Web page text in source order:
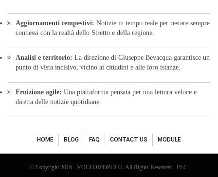
Aggiornamenti tempestivi: Notizie in tempo reale per restare sempre
connessi con la realtà dello Stretto e della regione.
Analisi e territorio: La direzione di Giuseppe Bevacqua garantisce un
punto di vista incisivo, vicino ai cittadini e alle loro istanze.
Fruizione agile: Una piattaforma pensata per una lettura veloce e
diretta delle notizie quotidiane.
HOME BLOG FAQ CONTACT US MODULE
© Copyright 2016 - VOCEDIPOPOLO. All Rights Reserved - PEC: